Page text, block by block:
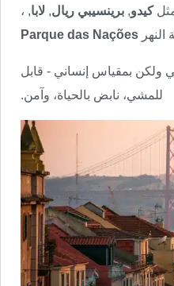
مثلكيدو, برينسيبي ريال, لابا, ،
Parque das Nações
ولكن بمقياس إنساني - قابل
للمشي، نابض بالحياة، وآمن.